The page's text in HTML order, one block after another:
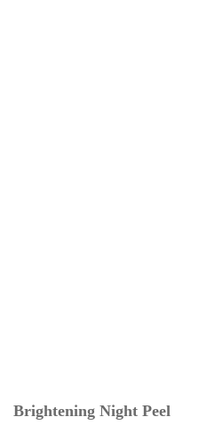
Brightening Night Peel